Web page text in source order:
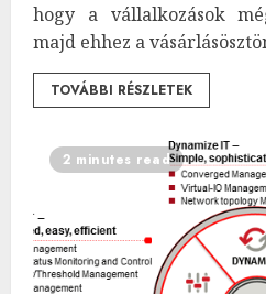
hogy a vállalkozások
majd ehhez a
TOVÁBBI RÉSZLETEK
2 minutes read